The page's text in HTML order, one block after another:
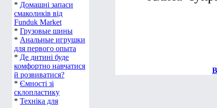
* Домашні запаси
смаколиків від
Funduk Market
* Грузовые шины
* Анальные игрушки
для первого опыта
* Де дитині буде
комфортно навчатися
й розвиватися?
* Ємності зі
склопластику
* Техніка для